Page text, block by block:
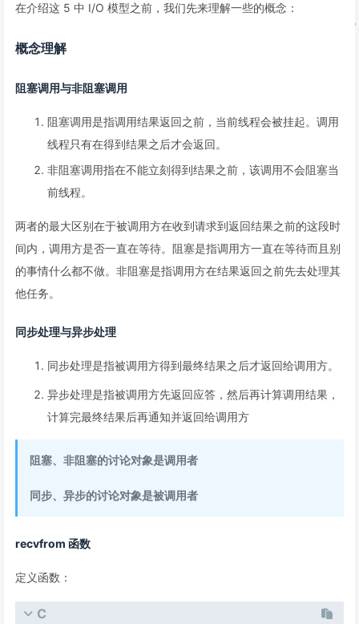
在介绍这 5 中 I/O 模型之前，我们先来理解一些的概念：
概念理解
阻塞调用与非阻塞调用
阻塞调用是指调用结果返回之前，当前线程会被挂起。调用
线程只有在得到结果之后才会返回。
非阻塞调用指在不能立刻得到结果之前，该调用不会阻塞当
前线程。
两者的最大区别在于被调用方在收到请求到返回结果之前的这段时
间内，调用方是否一直在等待。阻塞是指调用方一直在等待而且别
的事情什么都不做。非阻塞是指调用方在结果返回之前先去处理其
他任务。
同步处理与异步处理
同步处理是指被调用方得到最终结果之后才返回给调用方。
异步处理是指被调用方先返回应答，然后再计算调用结果，
计算完最终结果后再通知并返回给调用方
阻塞、非阻塞的讨论对象是调用者
同步、异步的讨论对象是被调用者
recvfrom 函数
定义函数：
C